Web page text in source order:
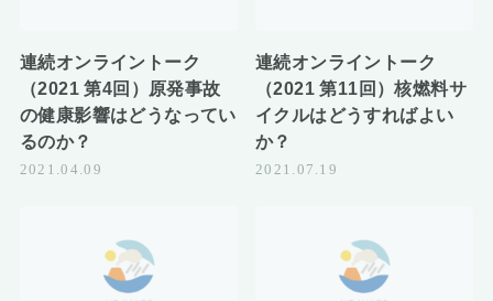
連続オンライントーク
（2021 第4回）原発事故
の健康影響はどうなってい
るのか？
2021.04.09
連続オンライントーク
（2021 第11回）核燃料サ
イクルはどうすればよい
か？
2021.07.19